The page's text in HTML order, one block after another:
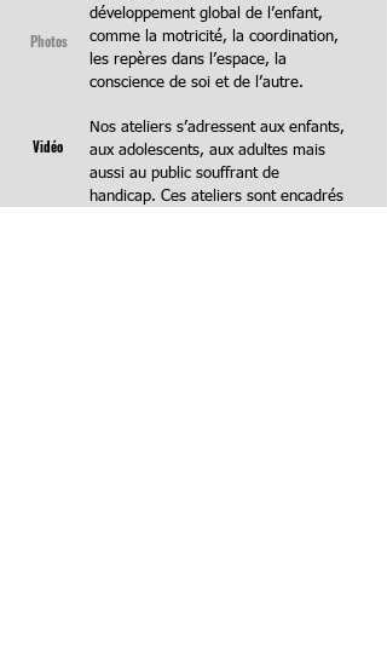
Photos
Vidéo
développement global de l’enfant,
comme la motricité, la coordination,
les repères dans l’espace, la
conscience de soi et de l’autre.
Nos ateliers s’adressent aux enfants,
aux adolescents, aux adultes mais
aussi au public souffrant de
handicap. Ces ateliers sont encadrés